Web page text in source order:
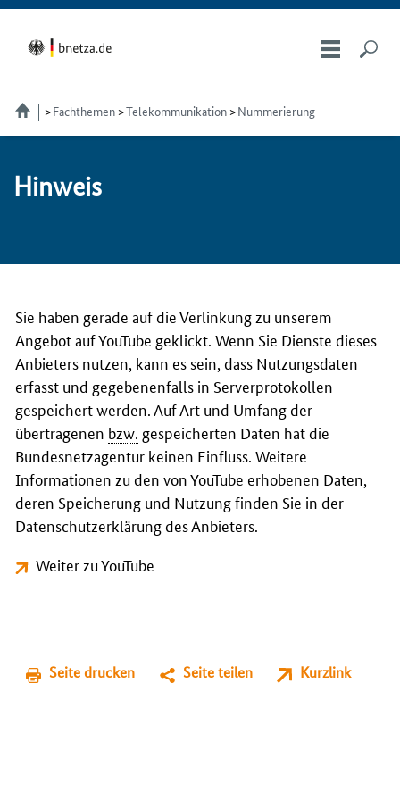
Fachthemen Telekom­munikation Nummerierung
Hin­weis
Sie haben gerade auf die Verlinkung zu unserem
Angebot auf YouTube geklickt. Wenn Sie Dienste dieses
Anbieters nutzen, kann es sein, dass Nutzungsdaten
erfasst und gegebenenfalls in Serverprotokollen
gespeichert werden. Auf Art und Umfang der
übertragenen bzw. gespeicherten Daten hat die
Bundesnetzagentur keinen Einfluss. Weitere
Informationen zu den von YouTube erhobenen Daten,
deren Speicherung und Nutzung finden Sie in der
Datenschutzerklärung des Anbieters.
Weiter zu YouTube
Seite drucken Seite teilen Kurzlink